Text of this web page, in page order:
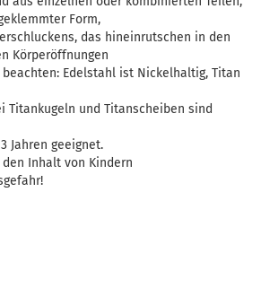
geklemmter Form,
das hineinrutschen in den
Körperöffnungen
Edelstahl ist Nickelhaltig, Titan
Titankugeln und Titanscheiben sind
Jahren geeignet.
Inhalt von Kindern